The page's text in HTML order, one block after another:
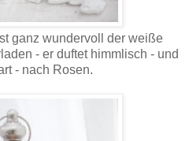
ganz wundervoll der weiße
- er duftet himmlisch - und
- nach Rosen.